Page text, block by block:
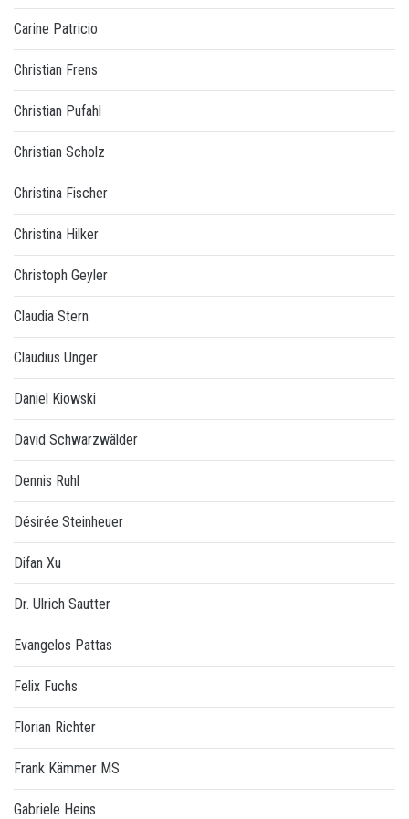
Carine Patricio
Christian Frens
Christian Pufahl
Christian Scholz
Christina Fischer
Christina Hilker
Christoph Geyler
Claudia Stern
Claudius Unger
Daniel Kiowski
David Schwarzwälder
Dennis Ruhl
Désirée Steinheuer
Difan Xu
Dr. Ulrich Sautter
Evangelos Pattas
Felix Fuchs
Florian Richter
Frank Kämmer MS
Gabriele Heins